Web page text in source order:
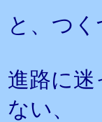
と、つく
進路に
ない、